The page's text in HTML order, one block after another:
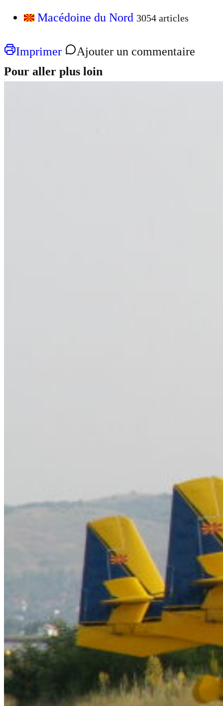
Macédoine du Nord 3054 articles
Imprimer
Ajouter un commentaire
Pour aller plus loin